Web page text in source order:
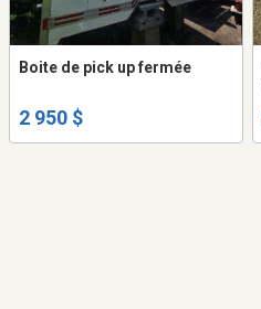
Boite de pick up fermée
2 950 $